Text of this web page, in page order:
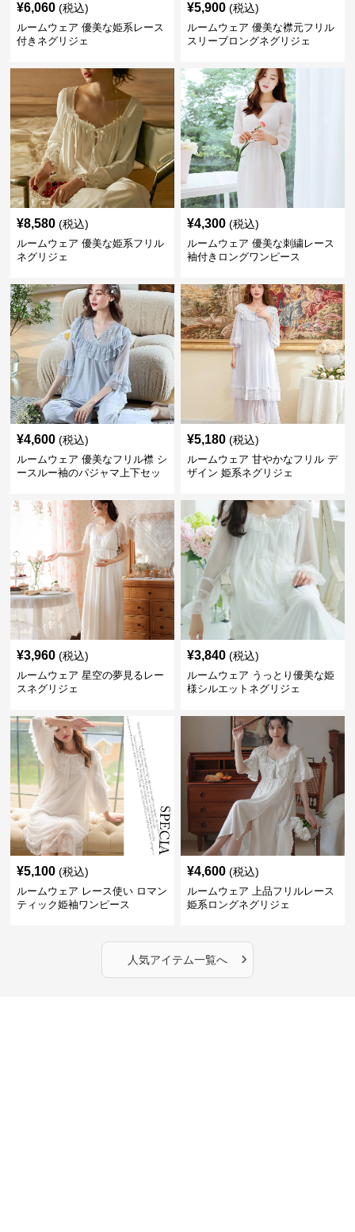
¥6,060 (税込)
ルームウェア 優美な姫系レース
付きネグリジェ
¥5,900 (税込)
ルームウェア 優美な襟元フリル
スリーブロングネグリジェ
¥8,580 (税込)
ルームウェア 優美な姫系フリル
ネグリジェ
¥4,300 (税込)
ルームウェア 優美な刺繍レース
袖付きロングワンピース
¥4,600 (税込)
ルームウェア 優美なフリル襟 シ
ースルー袖のパジャマ上下セッ
¥5,180 (税込)
ルームウェア 甘やかなフリル デ
ザイン 姫系ネグリジェ
¥3,960 (税込)
ルームウェア 星空の夢見るレー
スネグリジェ
¥3,840 (税込)
ルームウェア うっとり優美な姫
様シルエットネグリジェ
¥5,100 (税込)
ルームウェア レース使い ロマン
ティック姫袖ワンピース
¥4,600 (税込)
ルームウェア 上品フリルレース
姫系ロングネグリジェ
人気アイテム一覧へ ›